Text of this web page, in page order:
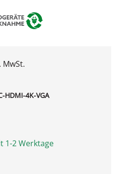
MwSt.
HDMI-4K-VGA
1-2 Werktage
Gib den